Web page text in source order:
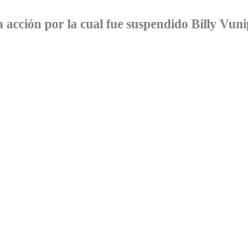
acción por la cual fue suspendido Billy